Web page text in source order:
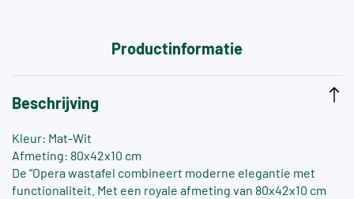
Productinformatie
Beschrijving
Kleur: Mat-Wit
Afmeting: 80x42x10 cm
De “Opera wastafel combineert moderne elegantie met
functionaliteit. Met een royale afmeting van 80x42x10 cm